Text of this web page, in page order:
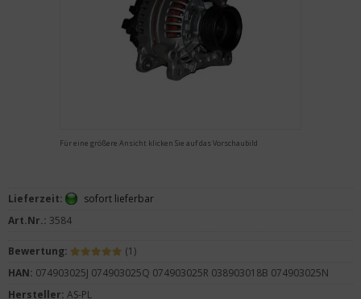
Für eine größere Ansicht klicken Sie auf das Vorschaubild
Lieferzeit:
sofort lieferbar
Art.Nr.: 3584
Bewertung:
(1)
HAN: 074903025J 074903025Q 074903025R 038903018B 074903025N
Hersteller: AS-PL